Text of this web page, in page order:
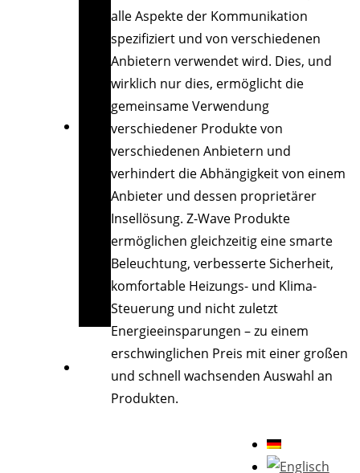
alle Aspekte der Kommunikation
spezifiziert und von verschiedenen
Anbietern verwendet wird. Dies, und
wirklich nur dies, ermöglicht die
gemeinsame Verwendung
verschiedener Produkte von
verschiedenen Anbietern und
verhindert die Abhängigkeit von einem
Anbieter und dessen proprietärer
Insellösung. Z-Wave Produkte
ermöglichen gleichzeitig eine smarte
Beleuchtung, verbesserte Sicherheit,
komfortable Heizungs- und Klima-
Steuerung und nicht zuletzt
Energieeinsparungen – zu einem
erschwinglichen Preis mit einer großen
und schnell wachsenden Auswahl an
Produkten.